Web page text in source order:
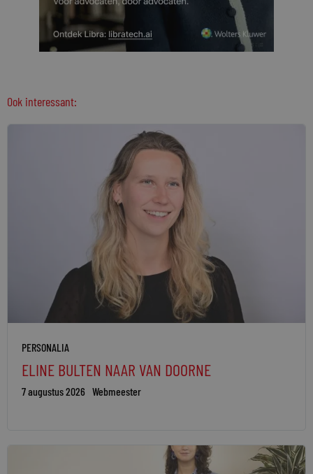
Ook interessant:
PERSONALIA
ELINE BULTEN NAAR VAN DOORNE
7 augustus 2026 Webmeester